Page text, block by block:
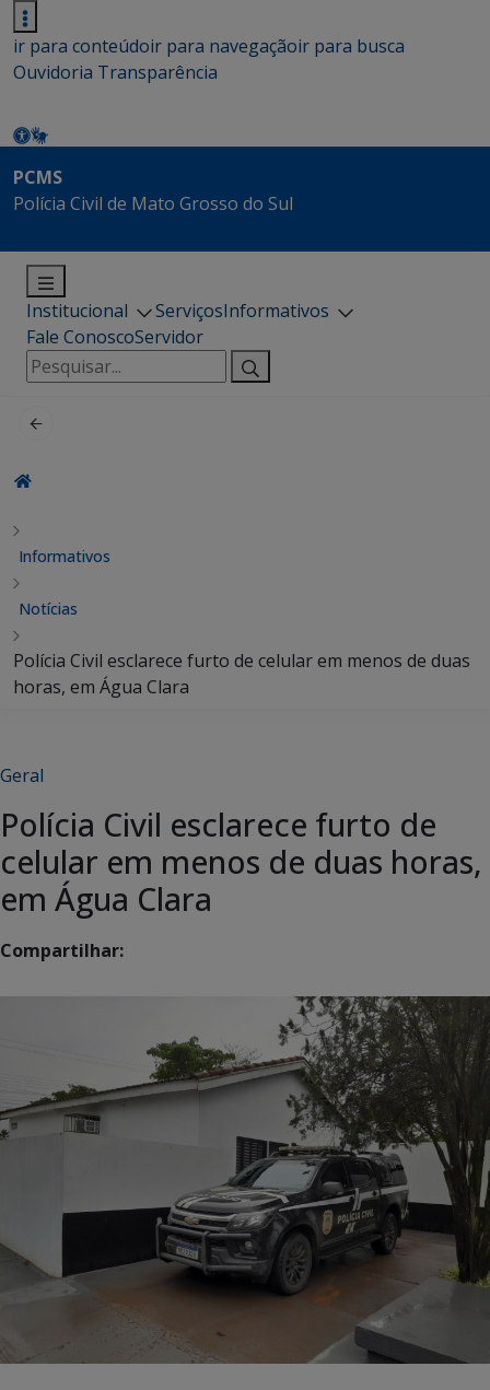
ir para conteúdoir para navegaçãoir para busca
Ouvidoria Transparência
PCMS
Polícia Civil de Mato Grosso do Sul
Institucional ServiçosInformativos
Fale ConoscoServidor
Pesquisar
por:
Informativos
Notícias
Polícia Civil esclarece furto de celular em menos de duas
horas, em Água Clara
Geral
Polícia Civil esclarece furto de
celular em menos de duas horas,
em Água Clara
Compartilhar: